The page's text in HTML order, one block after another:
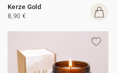
Kerze Gold
8,90 €